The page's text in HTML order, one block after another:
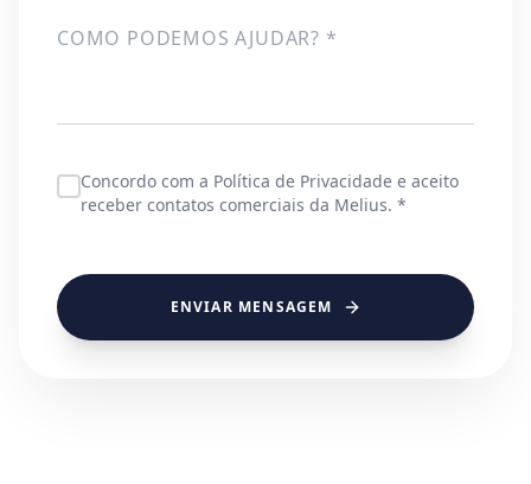
COMO PODEMOS AJUDAR? *
Concordo com a Política de Privacidade e aceito
receber contatos comerciais da Melius. *
ENVIAR MENSAGEM